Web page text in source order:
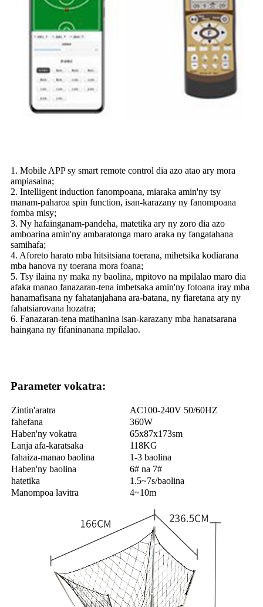
1. Mobile APP sy smart remote control dia azo atao ary mora
ampiasaina;
2. Intelligent induction fanompoana, miaraka amin'ny tsy
manam-paharoa spin function, isan-karazany ny fanompoana
fomba misy;
3. Ny hafainganam-pandeha, matetika ary ny zoro dia azo
amboarina amin'ny ambaratonga maro araka ny fangatahana
samihafa;
4. Aforeto harato mba hitsitsiana toerana, mihetsika kodiarana
mba hanova ny toerana mora foana;
5. Tsy ilaina ny maka ny baolina, mpitovo na mpilalao maro dia
afaka manao fanazaran-tena imbetsaka amin'ny fotoana iray mba
hanamafisana ny fahatanjahana ara-batana, ny fiaretana ary ny
fahatsiarovana hozatra;
6. Fanazaran-tena matihanina isan-karazany mba hanatsarana
haingana ny fifaninanana mpilalao.
Parameter vokatra:
Zintin'aratra
AC100-240V 50/60HZ
fahefana
360W
Haben'ny vokatra
65x87x173sm
Lanja afa-karatsaka
118KG
fahaiza-manao baolina
1-3 baolina
Haben'ny baolina
6# na 7#
hatetika
1.5~7s/baolina
Manompoa lavitra
4~10m